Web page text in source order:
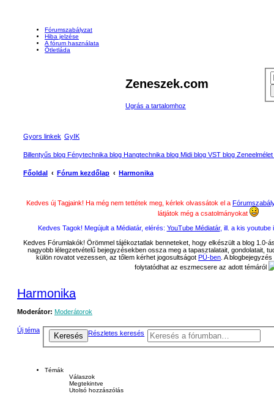
Fórumszabályzat
Hiba jelzése
A fórum használata
Ötletláda
Zeneszek.com
Ugrás a tartalomhoz
Gyors linkek GyIK
Billentyűs blog Fénytechnika blog Hangtechnika blog Midi blog VST blog Zeneelmélet
Főoldal Fórum kezdőlap Harmonika
Kedves új Tagjaink! Ha még nem tettétek meg, kérlek olvassátok el a
látjátok még a csatolmányokat
Kedves Tagok! Megújult a Médiatár, elérés: YouTube Médiatár, ill. a kis youtube
Kedves Fórumlakók! Örömmel tájékoztatlak benneteket, hogy elkészült a blog 1.0-
nagyobb lélegzetvételű bejegyzésekben ossza meg a tapasztalatait, gondolatait,
külön rovatot vezessen, az tőlem kérhet jogosultságot PÜ-ben . A
folytatódhat az eszmecsere az adott témáról
Harmonika
Moderátor: Moderátorok
Új téma
Keresés Részletes keresés
Témák
Válaszok
Megtekintve
Utolsó hozzászólás